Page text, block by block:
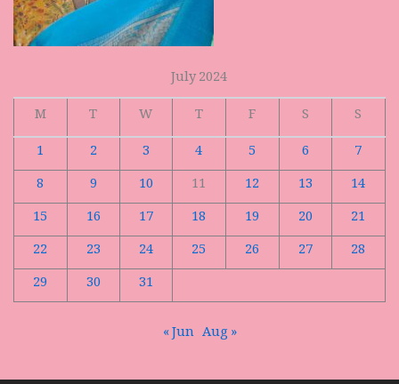
July 2024
M
T W T F S
S
1
2 3 4 5 6
7
8
9 10 11 12 13
14
15
16 17 18 19 20
21
22
23 24 25 26 27
28
29
30 31
« Jun Aug »